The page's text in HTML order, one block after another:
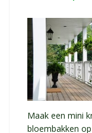
Maak een mini
bloembakken